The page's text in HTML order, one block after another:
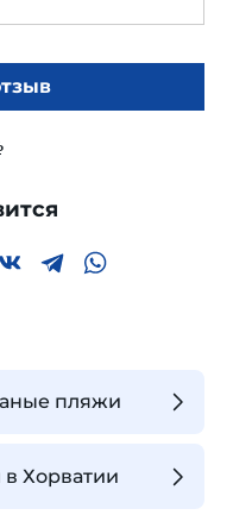
пляжи
в Хорватии